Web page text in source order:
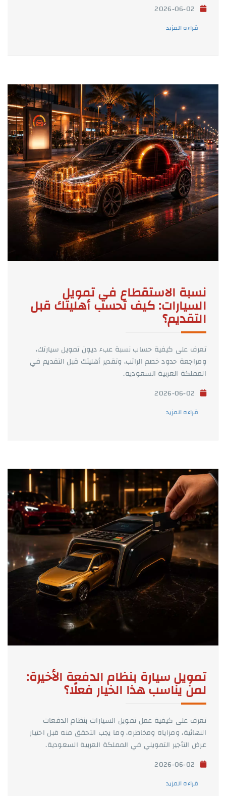
قراءه المزيد
نسبة الاستقطاع في تمويل
السيارات: كيف تحسب أهليتك قبل
التقديم؟
تعرف على كيفية حساب نسبة عبء ديون تمويل سيارتك،
ومراجعة حدود خصم الراتب، وتقدير أهليتك قبل التقديم في
المملكة العربية السعودية.
قراءه المزيد
تمويل سيارة بنظام الدفعة الأخيرة:
لمن يناسب هذا الخيار فعلًا؟
تعرف على كيفية عمل تمويل السيارات بنظام الدفعات
النهائية، ومزاياه ومخاطره، وما يجب التحقق منه قبل اختيار
عرض التأجير التمويلي في المملكة العربية السعودية.
قراءه المزيد